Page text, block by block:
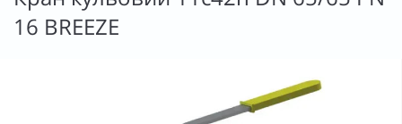
16 BREEZE